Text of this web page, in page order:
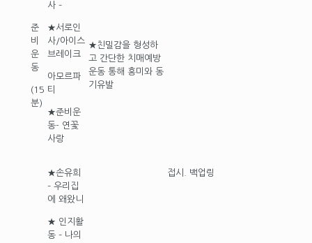
준
비
운
동
(15
분)
사 –
★서로인
사/아이스
브레이크
아모르파
티
★준비운
동- 연꽃
사랑
★친밀감을 형성하
고 간단한 치매예방
운동 통해 흥미와 동
기유발
★손유희
– 우리집
에 왜왔니
★ 인지활
동 – 나의
접시. 백업링